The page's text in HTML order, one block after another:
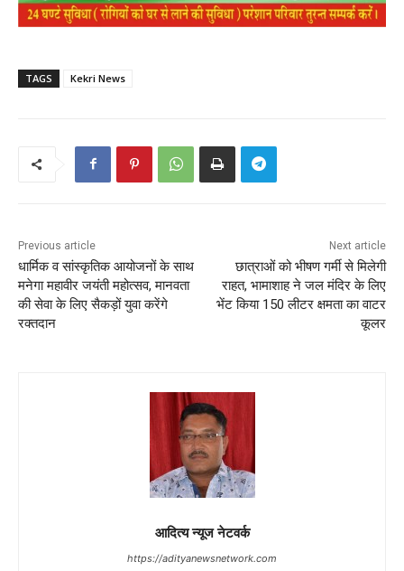
TAGS Kekri News
Previous article
धार्मिक व सांस्कृतिक आयोजनों के साथ
मनेगा महावीर जयंती महोत्सव, मानवता
की सेवा के लिए सैकड़ों युवा करेंगे
रक्तदान
Next article
छात्राओं को भीषण गर्मी से मिलेगी
राहत, भामाशाह ने जल मंदिर के लिए
भेंट किया 150 लीटर क्षमता का वाटर
कूलर
आदित्य न्यूज नेटवर्क
https://adityanewsnetwork.com